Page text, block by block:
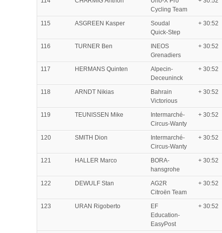
Cycling Team
115 ASGREEN Kasper
Soudal
Quick-Step
+ 30:52
116 TURNER Ben
INEOS
Grenadiers
+ 30:52
117 HERMANS Quinten
Alpecin-
Deceuninck
+ 30:52
118 ARNDT Nikias
Bahrain
Victorious
+ 30:52
119 TEUNISSEN Mike
Intermarché-
Circus-Wanty
+ 30:52
120 SMITH Dion
Intermarché-
Circus-Wanty
+ 30:52
121 HALLER Marco
BORA-
hansgrohe
+ 30:52
122 DEWULF Stan
AG2R
Citroën Team
+ 30:52
123 URAN Rigoberto
EF
Education-
EasyPost
+ 30:52